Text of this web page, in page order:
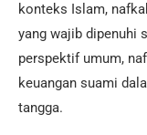
konteks Islam,
yang wajib dipenuhi
perspektif umum,
keuangan suami
tangga.